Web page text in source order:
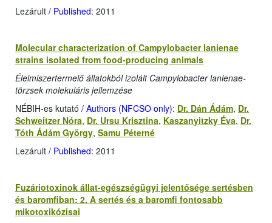
Lezárult / Published: 2011
Molecular characterization of Campylobacter lanienae
strains isolated from food-producing animals
Élelmiszertermelő állatokból izolált Campylobacter lanienae-
törzsek molekuláris jellemzése
NÉBIH-es kutató / Authors (NFCSO only): Dr. Dán Ádám, Dr.
Schweitzer Nóra, Dr. Ursu Krisztina, Kaszanyitzky Éva, Dr.
Tóth Ádám György, Samu Péterné
Lezárult / Published: 2011
Fuzáriotoxinok állat-egészségügyi jelentősége sertésben
és baromfiban: 2. A sertés és a baromfi fontosabb
mikotoxikózisai